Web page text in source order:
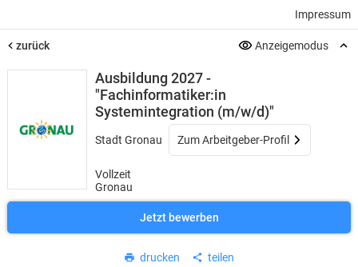
Impressum
zurück Anzeigemodus
Ausbildung 2027 -
"Fachinformatiker:in
Systemintegration (m/w/d)"
Stadt Gronau Zum Arbeitgeber-Profil
Vollzeit
Gronau
Jetzt bewerben
drucken teilen